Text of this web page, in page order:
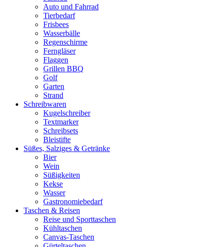
Auto und Fahrrad
Tierbedarf
Frisbees
Wasserbälle
Regenschirme
Ferngläser
Flaggen
Grillen BBQ
Golf
Garten
Strand
Schreibwaren
Kugelschreiber
Textmarker
Schreibsets
Bleistifte
Süßes, Salziges & Getränke
Bier
Wein
Süßigkeiten
Kekse
Wasser
Gastronomiebedarf
Taschen & Reisen
Reise und Sporttaschen
Kühltaschen
Canvas-Taschen